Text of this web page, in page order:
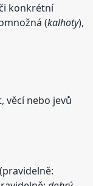
konkrétní
(kalhoty),
věcí nebo jevů